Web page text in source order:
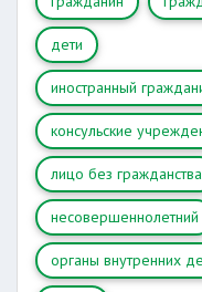
дети
иностранный
консульские
лицо без гражданства
несовершеннолетний
органы внутренних